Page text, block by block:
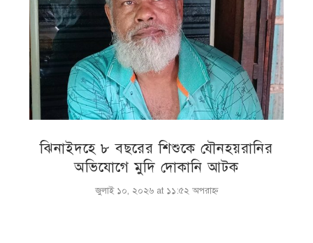
ঝিনাইদহে ৮ বছরের শিশুকে যৌনহয়রানির
অভিযোগে মুদি দোকানি আটক
জুলাই ১০, ২০২৬ at ১১:৫২ অপরাহ্ণ